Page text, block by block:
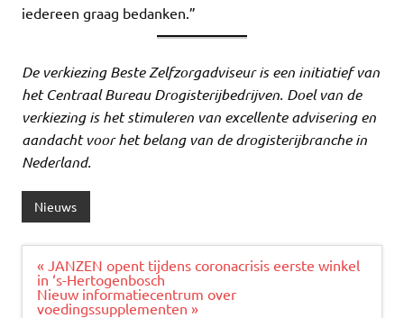
iedereen graag bedanken.”
De verkiezing Beste Zelfzorgadviseur is een initiatief van
het Centraal Bureau Drogisterijbedrijven. Doel van de
verkiezing is het stimuleren van excellente advisering en
aandacht voor het belang van de drogisterijbranche in
Nederland.
Nieuws
Bericht
navigatie
« JANZEN opent tijdens coronacrisis eerste winkel
in ‘s-Hertogenbosch
Nieuw informatiecentrum over
voedingssupplementen »